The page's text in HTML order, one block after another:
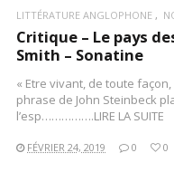
LITTÉRATURE ANGLOPHONE
Critique – Le pays
Smith – Sonatine
« Etre vivant, de toute façon,
phrase de John Steinbeck
l’esp…………….LIRE LA SUITE
FÉVRIER 24, 2019 0 0